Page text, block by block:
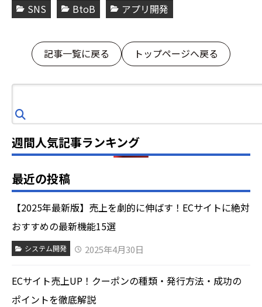
SNS
BtoB アプリ開発
記事一覧に戻る トップページへ戻る
索
週間人気記事ランキング
最近の投稿
【2025年最新版】売上を劇的に伸ばす！ECサイトに絶対
おすすめの最新機能15選
システム開発 2025年4月30日
ECサイト売上UP！クーポンの種類・発行方法・成功の
ポイントを徹底解説